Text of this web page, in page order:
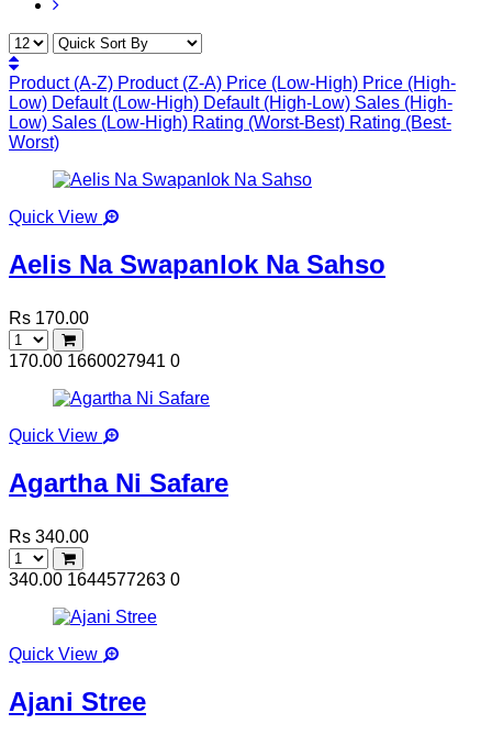
Product (A-Z) Product (Z-A) Price (Low-High) Price (High-
Low) Default (Low-High) Default (High-Low) Sales (High-
Low) Sales (Low-High) Rating (Worst-Best) Rating (Best-
Worst)
Quick View
Aelis Na Swapanlok Na Sahso
Rs 170.00
170.00 1660027941 0
Quick View
Agartha Ni Safare
Rs 340.00
340.00 1644577263 0
Quick View
Ajani Stree